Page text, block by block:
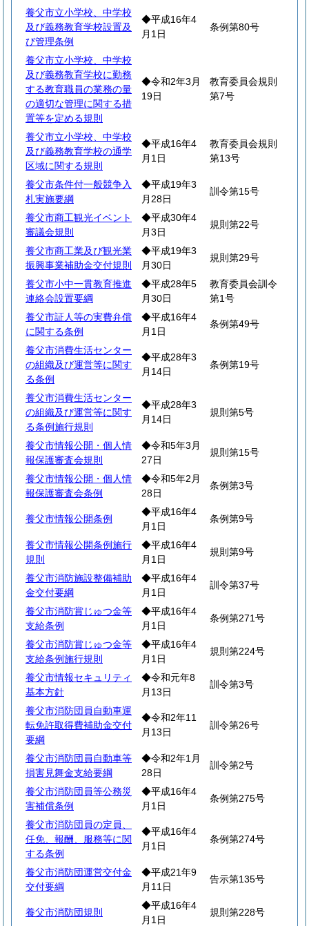
養父市立小学校、中学校
及び義務教育学校設置及
び管理条例
◆平成16年4
月1日
条例第80号
養父市立小学校、中学校
及び義務教育学校に勤務
する教育職員の業務の量
の適切な管理に関する措
置等を定める規則
◆令和2年3月
19日
教育委員会規則
第7号
養父市立小学校、中学校
及び義務教育学校の通学
区域に関する規則
◆平成16年4
月1日
教育委員会規則
第13号
養父市条件付一般競争入
札実施要綱
◆平成19年3
月28日
訓令第15号
養父市商工観光イベント
審議会規則
◆平成30年4
月3日
規則第22号
養父市商工業及び観光業
振興事業補助金交付規則
◆平成19年3
月30日
規則第29号
養父市小中一貫教育推進
連絡会設置要綱
◆平成28年5
月30日
教育委員会訓令
第1号
養父市証人等の実費弁償
に関する条例
◆平成16年4
月1日
条例第49号
養父市消費生活センター
の組織及び運営等に関す
る条例
◆平成28年3
月14日
条例第19号
養父市消費生活センター
の組織及び運営等に関す
る条例施行規則
◆平成28年3
月14日
規則第5号
養父市情報公開・個人情
報保護審査会規則
◆令和5年3月
27日
規則第15号
養父市情報公開・個人情
報保護審査会条例
◆令和5年2月
28日
条例第3号
養父市情報公開条例
◆平成16年4
月1日
条例第9号
養父市情報公開条例施行
規則
◆平成16年4
月1日
規則第9号
養父市消防施設整備補助
金交付要綱
◆平成16年4
月1日
訓令第37号
養父市消防賞じゅつ金等
支給条例
◆平成16年4
月1日
条例第271号
養父市消防賞じゅつ金等
支給条例施行規則
◆平成16年4
月1日
規則第224号
養父市情報セキュリティ
基本方針
◆令和元年8
月13日
訓令第3号
養父市消防団員自動車運
転免許取得費補助金交付
要綱
◆令和2年11
月13日
訓令第26号
養父市消防団員自動車等
損害見舞金支給要綱
◆令和2年1月
28日
訓令第2号
養父市消防団員等公務災
害補償条例
◆平成16年4
月1日
条例第275号
養父市消防団員の定員、
任免、報酬、服務等に関
する条例
◆平成16年4
月1日
条例第274号
養父市消防団運営交付金
交付要綱
◆平成21年9
月11日
告示第135号
養父市消防団規則
◆平成16年4
月1日
規則第228号